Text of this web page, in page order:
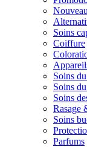
Soins
Coiffure
Soins
Soins
Soins
Rasage
Soins
Parfums